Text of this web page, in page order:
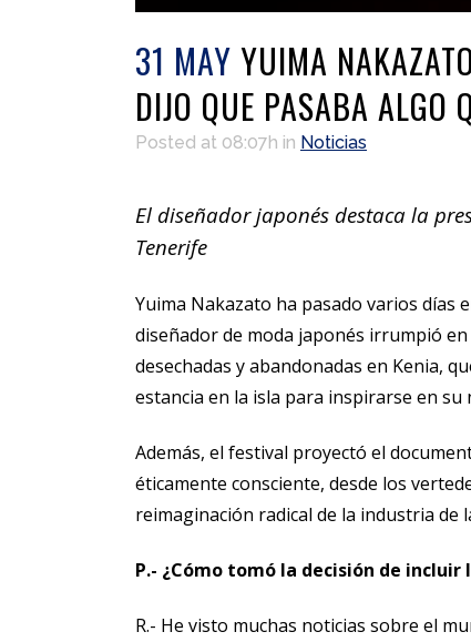
31 MAY YUIMA
DIJO QUE PASABA ALGO
Posted at 08:07h in Noticias
El diseñador japonés destaca la
Tenerife
Yuima Nakazato ha pasado varios días
diseñador de moda japonés irrumpió
desechadas y abandonadas en Kenia,
estancia en la isla para inspirarse en
Además, el festival proyectó el
éticamente consciente, desde los
reimaginación radical de la industria de
P.- ¿Cómo tomó la decisión de
R.- He visto muchas noticias sobre el